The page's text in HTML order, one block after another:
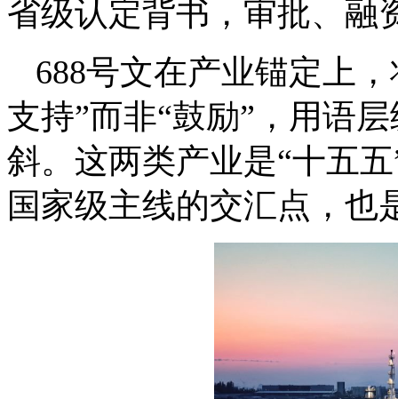
省级认定背书，审批、融
688号文在产业锚定上
支持”而非“鼓励”，用语
斜。这两类产业是“十五
国家级主线的交汇点，也